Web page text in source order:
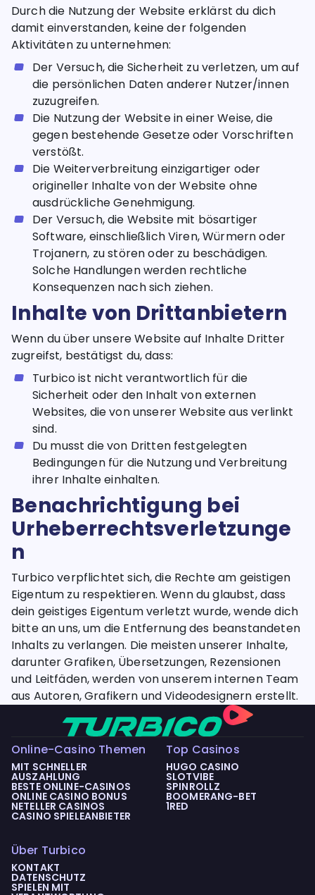
Durch die Nutzung der Website erklärst du dich
damit einverstanden, keine der folgenden
Aktivitäten zu unternehmen:
Der Versuch, die Sicherheit zu verletzen, um auf
die persönlichen Daten anderer Nutzer/innen
zuzugreifen.
Die Nutzung der Website in einer Weise, die
gegen bestehende Gesetze oder Vorschriften
verstößt.
Die Weiterverbreitung einzigartiger oder
origineller Inhalte von der Website ohne
ausdrückliche Genehmigung.
Der Versuch, die Website mit bösartiger
Software, einschließlich Viren, Würmern oder
Trojanern, zu stören oder zu beschädigen.
Solche Handlungen werden rechtliche
Konsequenzen nach sich ziehen.
Inhalte von Drittanbietern
Wenn du über unsere Website auf Inhalte Dritter
zugreifst, bestätigst du, dass:
Turbico ist nicht verantwortlich für die
Sicherheit oder den Inhalt von externen
Websites, die von unserer Website aus verlinkt
sind.
Du musst die von Dritten festgelegten
Bedingungen für die Nutzung und Verbreitung
ihrer Inhalte einhalten.
Benachrichtigung bei
Urheberrechtsverletzunge
n
Turbico verpflichtet sich, die Rechte am geistigen
Eigentum zu respektieren. Wenn du glaubst, dass
dein geistiges Eigentum verletzt wurde, wende dich
bitte an uns, um die Entfernung des beanstandeten
Inhalts zu verlangen. Die meisten unserer Inhalte,
darunter Grafiken, Übersetzungen, Rezensionen
und Leitfäden, werden von unserem internen Team
aus Autoren, Grafikern und Videodesignern erstellt.
Online-Casino Themen
MIT SCHNELLER
AUSZAHLUNG
BESTE ONLINE-CASINOS
ONLINE CASINO BONUS
NETELLER CASINOS
CASINO SPIELEANBIETER
Top Casinos
HUGO CASINO
SLOTVIBE
SPINROLLZ
BOOMERANG-BET
1RED
Über Turbico
KONTAKT
DATENSCHUTZ
SPIELEN MIT